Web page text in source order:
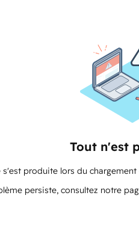
Tout n'est
produite lors du
persiste, consultez notre